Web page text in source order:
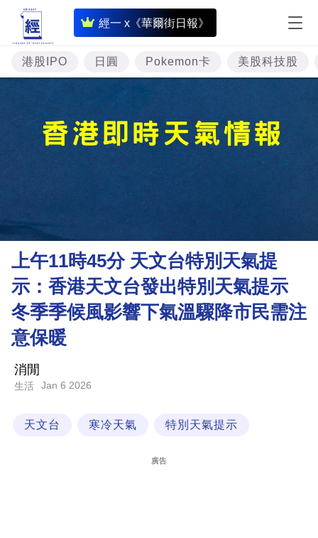
經一 x《華爾街日報》
即
時
財
經
題
投
理
財
商
業
職
生
港股IPO 日圓 Pokemon卡 美股科技股
上午11時45分 天文台特別天氣提
示：香港天文台發出特別天氣提示
冬季季候風影響下氣溫驟降市民需注
意保暖
消閒
生活 Jan 6 2026
天文台 寒冷天氣 特別天氣提示
廣告